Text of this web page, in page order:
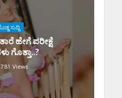
ಸುದ್ದಿ
ಹೇಗೆ ಪರೀಕ್ಷೆ
ಗೊತ್ತಾ..?
Views